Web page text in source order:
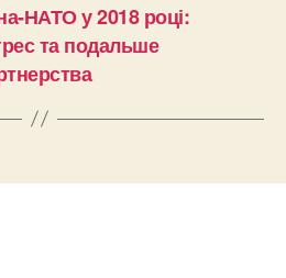
НАТО у 2018 році:
та подальше